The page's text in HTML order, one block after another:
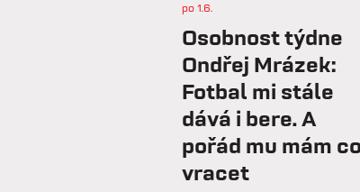
po 1.6.
Osobnost týdne
Ondřej Mrázek:
Fotbal mi stále
dává i bere. A
pořád mu mám
vracet